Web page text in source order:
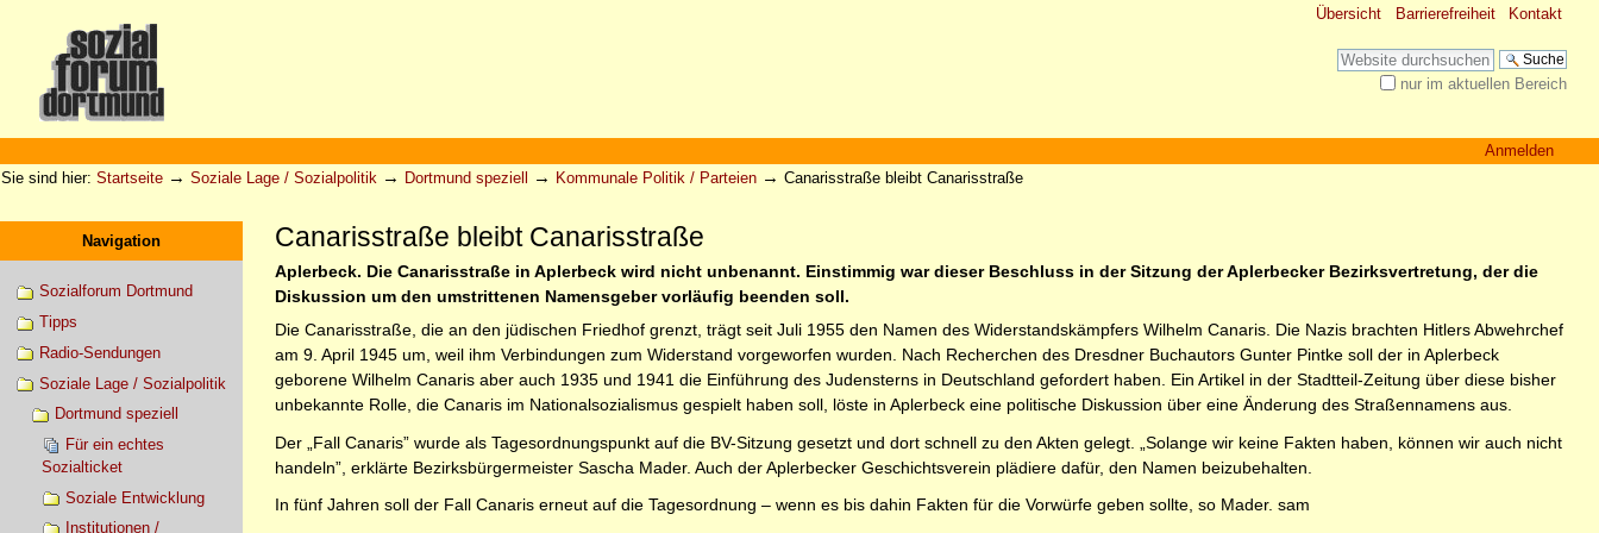
Übersicht Barrierefreiheit Kontakt
Website durchsuchen
nur im aktuellen Bereich
Werkzeuge
Anmelden
Sie sind hier: Startseite → Soziale Lage / Sozialpolitik → Dortmund speziell → Kommunale Politik / Parteien → Canarisstraße bleibt Canarisstraße
Navigation
Sozialforum Dortmund
Tipps
Radio-Sendungen
Soziale Lage / Sozialpolitik
Dortmund speziell
Für ein echtes
Sozialticket
Soziale Entwicklung
Institutionen /
Canarisstraße bleibt Canarisstraße
Aplerbeck. Die Canarisstraße in Aplerbeck wird nicht unbenannt. Einstimmig war dieser Beschluss in der Sitzung der Aplerbecker Bezirksvertretung, der die
Diskussion um den umstrittenen Namensgeber vorläufig beenden soll.
Die Canarisstraße, die an den jüdischen Friedhof grenzt, trägt seit Juli 1955 den Namen des Widerstandskämpfers Wilhelm Canaris. Die Nazis brachten Hitlers Abwehrchef
am 9. April 1945 um, weil ihm Verbindungen zum Widerstand vorgeworfen wurden. Nach Recherchen des Dresdner Buchautors Gunter Pintke soll der in Aplerbeck
geborene Wilhelm Canaris aber auch 1935 und 1941 die Einführung des Judensterns in Deutschland gefordert haben. Ein Artikel in der Stadtteil-Zeitung über diese bisher
unbekannte Rolle, die Canaris im Nationalsozialismus gespielt haben soll, löste in Aplerbeck eine politische Diskussion über eine Änderung des Straßennamens aus.
Der „Fall Canaris” wurde als Tagesordnungspunkt auf die BV-Sitzung gesetzt und dort schnell zu den Akten gelegt. „Solange wir keine Fakten haben, können wir auch nicht
handeln”, erklärte Bezirksbürgermeister Sascha Mader. Auch der Aplerbecker Geschichtsverein plädiere dafür, den Namen beizubehalten.
In fünf Jahren soll der Fall Canaris erneut auf die Tagesordnung – wenn es bis dahin Fakten für die Vorwürfe geben sollte, so Mader. sam